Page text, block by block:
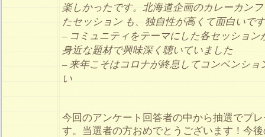
楽しかったです。北海道企画のカレーカン
たセッション も、独自性が高くて面白いで
– コミュニティをテーマにした各セッショ
身近な題材で興味深く聴いていました
– 来年こそはコロナが終息してコンベンシ
い
今回のアンケート回答者の中から抽選でプ
す。当選者の方おめでとうございます！今